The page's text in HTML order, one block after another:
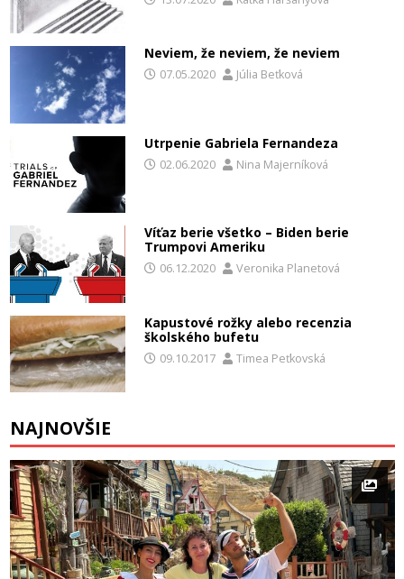
Neviem, že neviem, že neviem
07.05.2020 Júlia Beťková
Utrpenie Gabriela Fernandeza
02.06.2020 Nina Majerníková
Víťaz berie všetko – Biden berie
Trumpovi Ameriku
06.12.2020 Veronika Planetová
Kapustové rožky alebo recenzia
školského bufetu
09.10.2017 Timea Peťkovská
NAJNOVŠIE